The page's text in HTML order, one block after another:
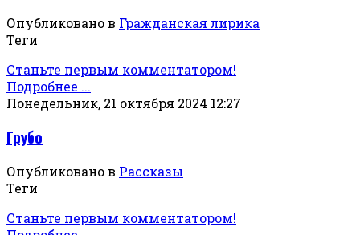
Опубликовано в Гражданская лирика
Теги
Станьте первым комментатором!
Подробнее ...
Понедельник, 21 октября 2024 12:27
Грубо
Опубликовано в Рассказы
Теги
Станьте первым комментатором!